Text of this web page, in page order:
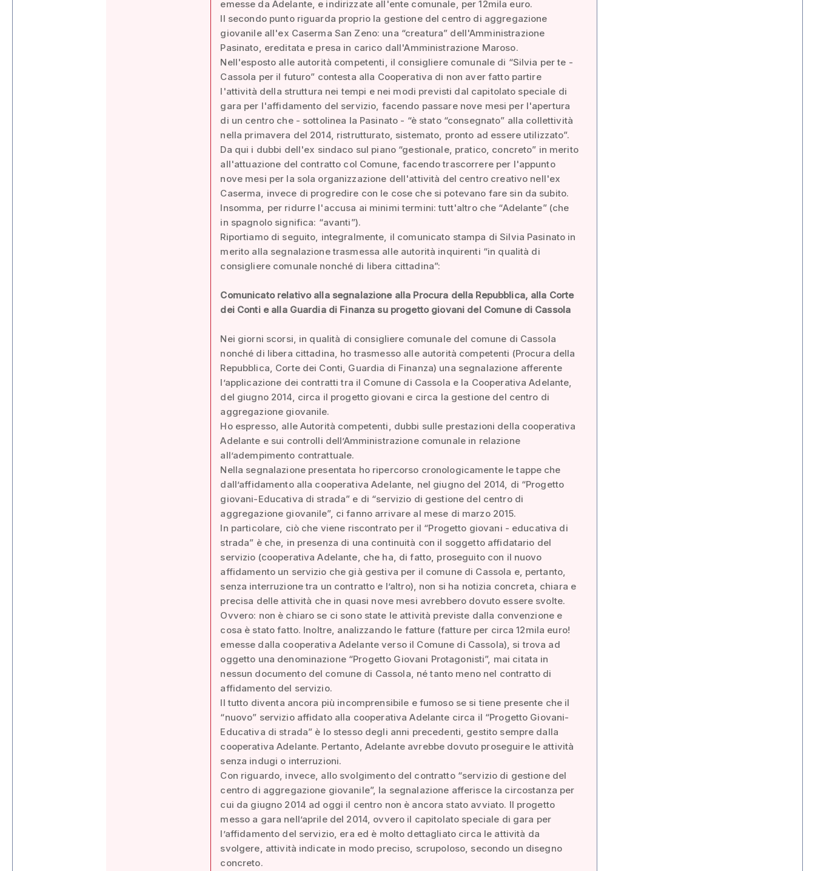
emesse da Adelante, e indirizzate all'ente comunale, per 12mila euro.
Il secondo punto riguarda proprio la gestione del centro di aggregazione
giovanile all'ex Caserma San Zeno: una “creatura” dell'Amministrazione
Pasinato, ereditata e presa in carico dall'Amministrazione Maroso.
Nell'esposto alle autorità competenti, il consigliere comunale di “Silvia per te -
Cassola per il futuro” contesta alla Cooperativa di non aver fatto partire
l'attività della struttura nei tempi e nei modi previsti dal capitolato speciale di
gara per l'affidamento del servizio, facendo passare nove mesi per l'apertura
di un centro che - sottolinea la Pasinato - “è stato “consegnato” alla collettività
nella primavera del 2014, ristrutturato, sistemato, pronto ad essere utilizzato”.
Da qui i dubbi dell'ex sindaco sul piano “gestionale, pratico, concreto” in merito
all'attuazione del contratto col Comune, facendo trascorrere per l'appunto
nove mesi per la sola organizzazione dell'attività del centro creativo nell'ex
Caserma, invece di progredire con le cose che si potevano fare sin da subito.
Insomma, per ridurre l'accusa ai minimi termini: tutt'altro che “Adelante” (che
in spagnolo significa: “avanti”).
Riportiamo di seguito, integralmente, il comunicato stampa di Silvia Pasinato in
merito alla segnalazione trasmessa alle autorità inquirenti “in qualità di
consigliere comunale nonché di libera cittadina”:
Comunicato relativo alla segnalazione alla Procura della Repubblica, alla Corte
dei Conti e alla Guardia di Finanza su progetto giovani del Comune di Cassola
Nei giorni scorsi, in qualità di consigliere comunale del comune di Cassola
nonché di libera cittadina, ho trasmesso alle autorità competenti (Procura della
Repubblica, Corte dei Conti, Guardia di Finanza) una segnalazione afferente
l’applicazione dei contratti tra il Comune di Cassola e la Cooperativa Adelante,
del giugno 2014, circa il progetto giovani e circa la gestione del centro di
aggregazione giovanile.
Ho espresso, alle Autorità competenti, dubbi sulle prestazioni della cooperativa
Adelante e sui controlli dell’Amministrazione comunale in relazione
all’adempimento contrattuale.
Nella segnalazione presentata ho ripercorso cronologicamente le tappe che
dall’affidamento alla cooperativa Adelante, nel giugno del 2014, di “Progetto
giovani-Educativa di strada” e di “servizio di gestione del centro di
aggregazione giovanile”, ci fanno arrivare al mese di marzo 2015.
In particolare, ciò che viene riscontrato per il “Progetto giovani - educativa di
strada” è che, in presenza di una continuità con il soggetto affidatario del
servizio (cooperativa Adelante, che ha, di fatto, proseguito con il nuovo
affidamento un servizio che già gestiva per il comune di Cassola e, pertanto,
senza interruzione tra un contratto e l’altro), non si ha notizia concreta, chiara e
precisa delle attività che in quasi nove mesi avrebbero dovuto essere svolte.
Ovvero: non è chiaro se ci sono state le attività previste dalla convenzione e
cosa è stato fatto. Inoltre, analizzando le fatture (fatture per circa 12mila euro!
emesse dalla cooperativa Adelante verso il Comune di Cassola), si trova ad
oggetto una denominazione “Progetto Giovani Protagonisti”, mai citata in
nessun documento del comune di Cassola, né tanto meno nel contratto di
affidamento del servizio.
Il tutto diventa ancora più incomprensibile e fumoso se si tiene presente che il
“nuovo” servizio affidato alla cooperativa Adelante circa il “Progetto Giovani-
Educativa di strada” è lo stesso degli anni precedenti, gestito sempre dalla
cooperativa Adelante. Pertanto, Adelante avrebbe dovuto proseguire le attività
senza indugi o interruzioni.
Con riguardo, invece, allo svolgimento del contratto “servizio di gestione del
centro di aggregazione giovanile”, la segnalazione afferisce la circostanza per
cui da giugno 2014 ad oggi il centro non è ancora stato avviato. Il progetto
messo a gara nell’aprile del 2014, ovvero il capitolato speciale di gara per
l’affidamento del servizio, era ed è molto dettagliato circa le attività da
svolgere, attività indicate in modo preciso, scrupoloso, secondo un disegno
concreto.